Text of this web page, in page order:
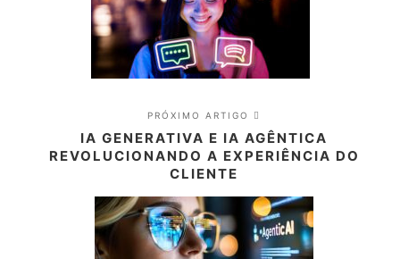
PRÓXIMO ARTIGO
IA GENERATIVA E IA AGÊNTICA
REVOLUCIONANDO A EXPERIÊNCIA DO
CLIENTE